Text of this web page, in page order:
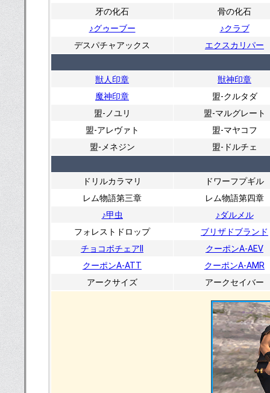
牙の化石
骨の化石
♪グゥーブー
♪クラブ
デスパチャアックス
エクスカリパー
獣人印章
獣神印章
魔神印章
盟-クルタダ
盟-ノユリ
盟-マルグレート
盟-アレヴァト
盟-マヤコフ
盟-メネジン
盟-ドルチェ
ドリルカラマリ
ドワーフプギル
レム物語第三章
レム物語第四章
♪甲虫
♪ダルメル
フォレストドロップ
ブリザドブランド
チョコボチェアII
クーポンA-AEV
クーポンA-ATT
クーポンA-AMR
アークサイズ
アークセイバー